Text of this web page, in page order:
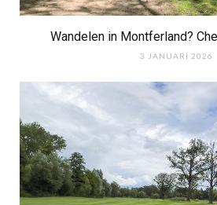
Wandelen in Montferland?
3 JANUARI 2026